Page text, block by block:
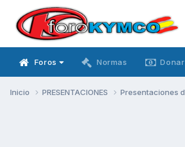
Foros Normas
Inicio PRESENTACIONES Presentaciones